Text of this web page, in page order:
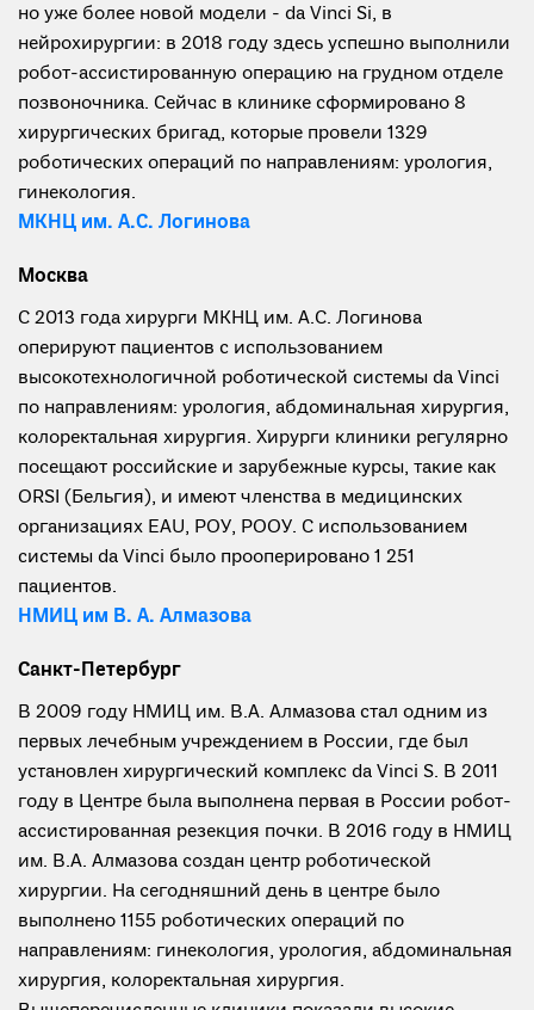
но уже более новой модели - da Vinci Si, в
нейрохирургии: в 2018 году здесь успешно выполнили
робот-ассистированную операцию на грудном отделе
позвоночника. Сейчас в клинике сформировано 8
хирургических бригад, которые провели 1329
роботических операций по направлениям: урология,
гинекология.
МКНЦ им. А.С. Логинова
Москва
С 2013 года хирурги МКНЦ им. А.С. Логинова
оперируют пациентов с использованием
высокотехнологичной роботической системы da Vinci
по направлениям: урология, абдоминальная хирургия,
колоректальная хирургия. Хирурги клиники регулярно
посещают российские и зарубежные курсы, такие как
ORSI (Бельгия), и имеют членства в медицинских
организациях EAU, РОУ, РООУ. С использованием
системы da Vinci было прооперировано 1 251
пациентов.
НМИЦ им В. А. Алмазова
Санкт-Петербург
В 2009 году НМИЦ им. В.А. Алмазова стал одним из
первых лечебным учреждением в России, где был
установлен хирургический комплекс da Vinci S. В 2011
году в Центре была выполнена первая в России робот-
ассистированная резекция почки. В 2016 году в НМИЦ
им. В.А. Алмазова создан центр роботической
хирургии. На сегодняшний день в центре было
выполнено 1155 роботических операций по
направлениям: гинекология, урология, абдоминальная
хирургия, колоректальная хирургия.